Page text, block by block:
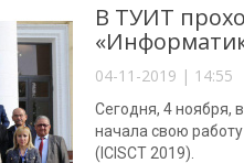
В ТУИТ
04-11-2019 | 14:55
Сегодня, 4 ноября,
начала свою
(ICISCT 2019).